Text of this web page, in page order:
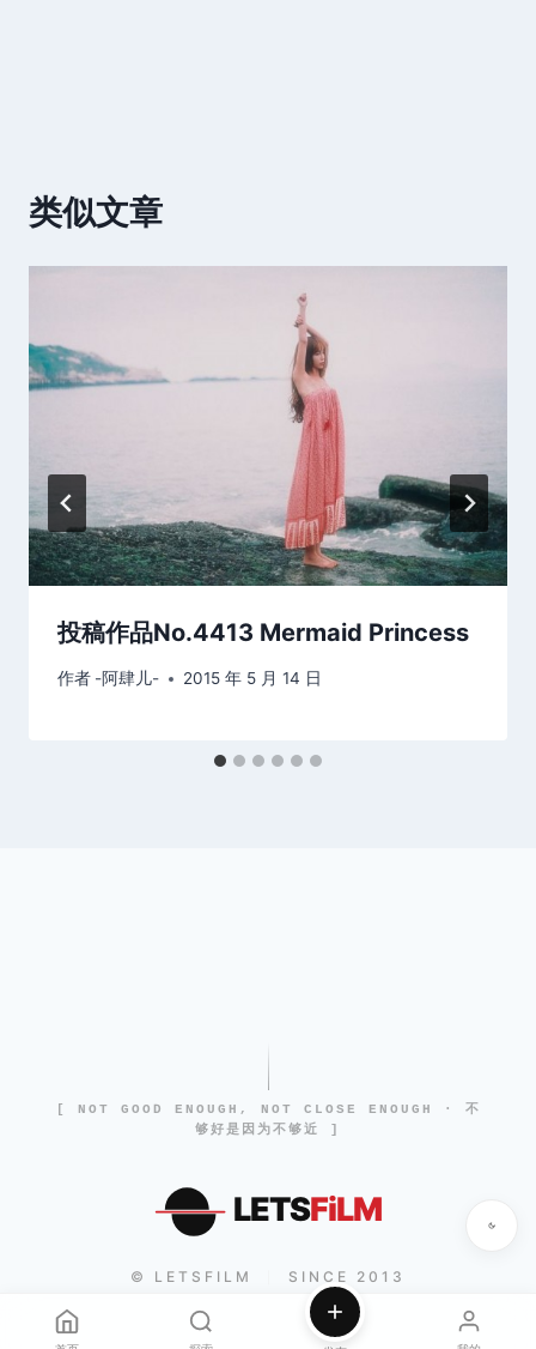
类似文章
投稿作品No.4413 Mermaid Princess
作者 -阿肆儿- 2015 年 5 月 14 日
[ NOT GOOD ENOUGH, NOT CLOSE ENOUGH · 不
够好是因为不够近 ]
LETSFiLM
© LETSFILM SINCE 2013